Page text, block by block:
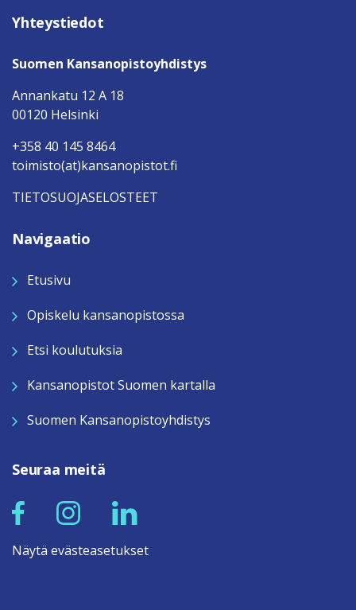
Yhteystiedot
Suomen Kansanopistoyhdistys
Annankatu 12 A 18
00120 Helsinki
+358 40 145 8464
toimisto(at)kansanopistot.fi
TIETOSUOJASELOSTEET
Navigaatio
Etusivu
Opiskelu kansanopistossa
Etsi koulutuksia
Kansanopistot Suomen kartalla
Suomen Kansanopistoyhdistys
Seuraa meitä
Näytä evästeasetukset